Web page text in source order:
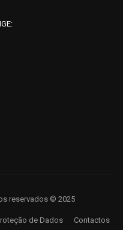
reservados © 2025
de Dados Contactos